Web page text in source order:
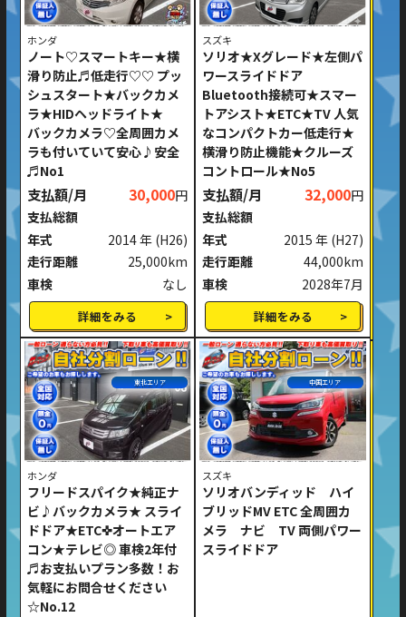
ホンダ
ノート♡スマートキー★横
滑り防止♬低走行♡♡ プッ
シュスタート★バックカメ
ラ★HIDヘッドライト★
バックカメラ♡全周囲カメ
ラも付いていて安心♪安全
♬No1
支払額/月 30,000円
支払総額
年式
2014 年 (H26)
走行距離
25,000km
車検
なし
詳細をみる
スズキ
ソリオ★Xグレード★左側パ
ワースライドドア
Bluetooth接続可★スマー
トアシスト★ETC★TV 人気
なコンパクトカー低走行★
横滑り防止機能★クルーズ
コントロール★No5
支払額/月 32,000円
支払総額
年式
2015 年 (H27)
走行距離
44,000km
車検
2028年7月
詳細をみる
東北エリア
ホンダ
フリードスパイク★純正ナ
ビ♪バックカメラ★ スライ
ドドア★ETC✜オートエア
コン★テレビ◎ 車検2年付
♬お支払いプラン多数！お
気軽にお問合せください
☆No.12
中国エリア
スズキ
ソリオバンディッド ハイ
ブリッドMV ETC 全周囲カ
メラ ナビ TV 両側パワー
スライドドア